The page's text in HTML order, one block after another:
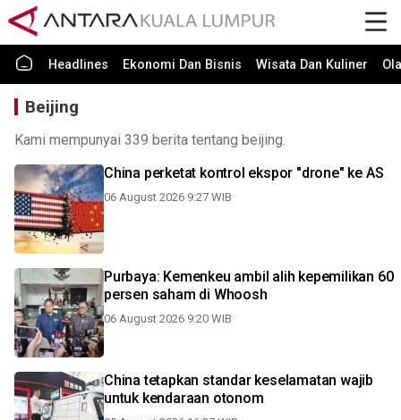
Headlines Ekonomi Dan Bisnis Wisata Dan Kuliner
Beijing
Kami mempunyai 339 berita tentang beijing.
China perketat kontrol ekspor "drone" ke AS
06 August 2026 9:27 WIB
Purbaya: Kemenkeu ambil alih kepemilikan 60
persen saham di Whoosh
06 August 2026 9:20 WIB
China tetapkan standar keselamatan wajib
untuk kendaraan otonom